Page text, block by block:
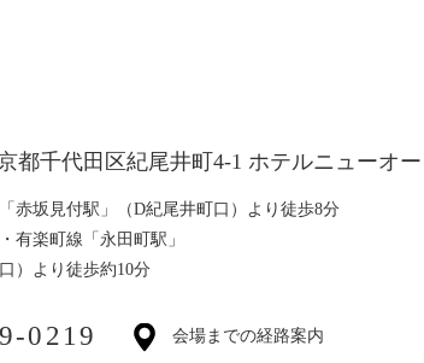
都千代田区紀尾井町4-1 ホテルニューオ
赤坂見付駅」（D紀尾井町口）より徒歩8分
有楽町線「永田町駅」
）より徒歩約10分
会場までの経路案内
0219